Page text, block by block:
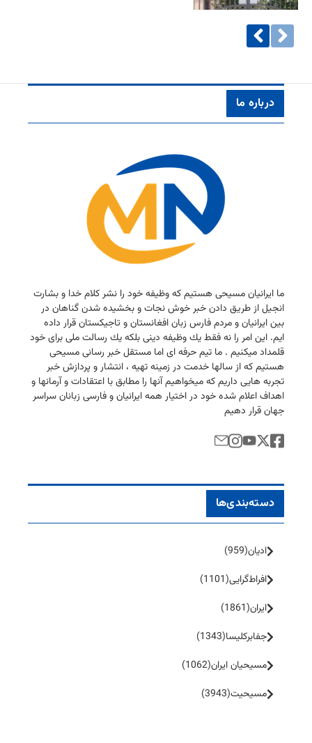
درباره ما
ما ایرانیان مسیحی هستیم كه وظیفه خود را نشر كلام خدا و بشارت
انجیل از طریق دادن خبر خوش نجات و بخشیده شدن گناهان در
بین ایرانیان و مردم فارس زبان افغانستان و تاجیكستان قرار داده
ایم. این امر را نه فقط یك وظیفه دینی بلكه یك رسالت ملی برای خود
قلمداد میكنیم . ما تیم حرفه ای اما مستقل خبر رسانی مسیحی
هستیم كه از سالها خدمت در زمینه تهیه ، انتشار و پردازش خبر
تجربه هایی داریم كه میخواهیم آنها را مطابق با اعتقادات و آرمانها و
اهداف اعلام شده خود در اختیار همه ایرانیان و فارسی زبانان سراسر
جهان قرار دهیم
دسته‌بندی‌ها
ادیان(959)
افراط‌گرایی(1101)
ایران(1861)
جفا‌بر‌کلیسا(1343)
مسیحیان ایران(1062)
مسیحیت(3943)